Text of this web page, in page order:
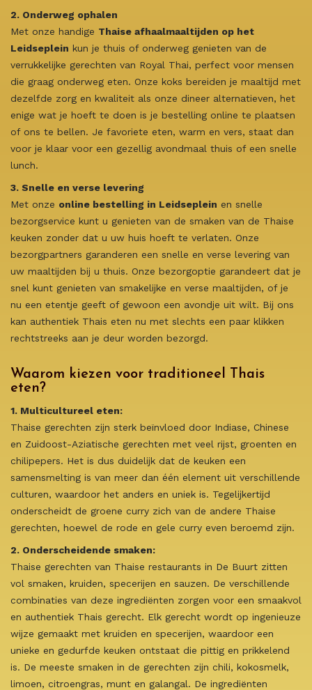
2. Onderweg ophalen
Met onze handige Thaise afhaalmaaltijden op het
Leidseplein kun je thuis of onderweg genieten van de
verrukkelijke gerechten van Royal Thai, perfect voor mensen
die graag onderweg eten. Onze koks bereiden je maaltijd met
dezelfde zorg en kwaliteit als onze dineer alternatieven, het
enige wat je hoeft te doen is je bestelling online te plaatsen
of ons te bellen. Je favoriete eten, warm en vers, staat dan
voor je klaar voor een gezellig avondmaal thuis of een snelle
lunch.
3. Snelle en verse levering
Met onze online bestelling in Leidseplein en snelle
bezorgservice kunt u genieten van de smaken van de Thaise
keuken zonder dat u uw huis hoeft te verlaten. Onze
bezorgpartners garanderen een snelle en verse levering van
uw maaltijden bij u thuis. Onze bezorgoptie garandeert dat je
snel kunt genieten van smakelijke en verse maaltijden, of je
nu een etentje geeft of gewoon een avondje uit wilt. Bij ons
kan authentiek Thais eten nu met slechts een paar klikken
rechtstreeks aan je deur worden bezorgd.
Waarom kiezen voor traditioneel Thais
eten?
1. Multicultureel eten:
Thaise gerechten zijn sterk beïnvloed door Indiase, Chinese
en Zuidoost-Aziatische gerechten met veel rijst, groenten en
chilipepers. Het is dus duidelijk dat de keuken een
samensmelting is van meer dan één element uit verschillende
culturen, waardoor het anders en uniek is. Tegelijkertijd
onderscheidt de groene curry zich van de andere Thaise
gerechten, hoewel de rode en gele curry even beroemd zijn.
2. Onderscheidende smaken:
Thaise gerechten van Thaise restaurants in De Buurt zitten
vol smaken, kruiden, specerijen en sauzen. De verschillende
combinaties van deze ingrediënten zorgen voor een smaakvol
en authentiek Thais gerecht. Elk gerecht wordt op ingenieuze
wijze gemaakt met kruiden en specerijen, waardoor een
unieke en gedurfde keuken ontstaat die pittig en prikkelend
is. De meeste smaken in de gerechten zijn chili, kokosmelk,
limoen, citroengras, munt en galangal. De ingrediënten